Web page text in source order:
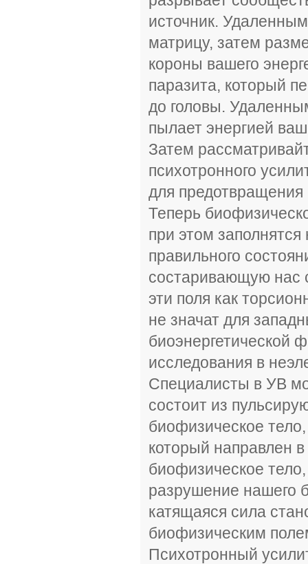
источник.
матрицу, затем
короны вашего
паразита, который
до головы.
пылает энергией
Затем
психотронного
для
Теперь
при этом
правильного
состаривающую нас
эти поля как
не значат для
биоэнергетической
исследования в
Специалисты в УВ
состоит из
биофизическое
который направлен
биофизическое
разрушение нашего
катящаяся сила
биофизическим
Психотронный